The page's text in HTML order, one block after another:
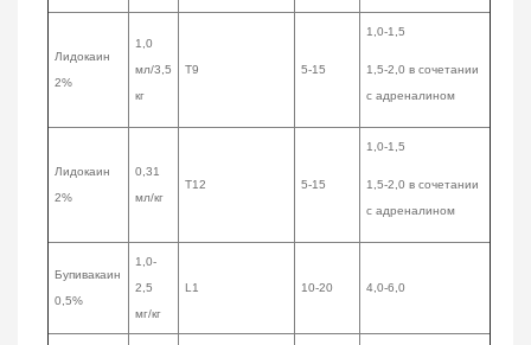
Лидокаин
2%
1,0
мл/3,5
кг
Т9 5-15
1,0-1,5
1,5-2,0 в сочетании
с адреналином
Лидокаин
2%
0,31
мл/кг
Т12 5-15
1,0-1,5
1,5-2,0 в сочетании
с адреналином
Бупивакаин
0,5%
1,0-
2,5
мг/кг
L1 10-20 4,0-6,0